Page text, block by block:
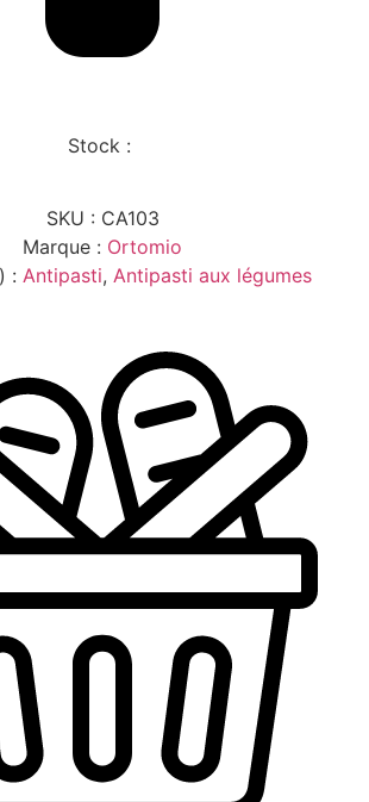
Stock :
SKU : CA103
Marque : Ortomio
: Antipasti, Antipasti aux légumes